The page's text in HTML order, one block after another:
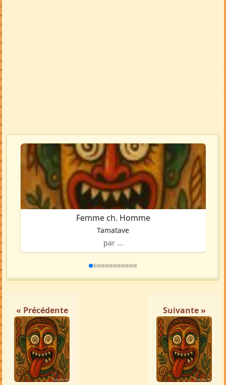
Femme ch. Homme
Tamatave
par ...
« Précédente Suivante »